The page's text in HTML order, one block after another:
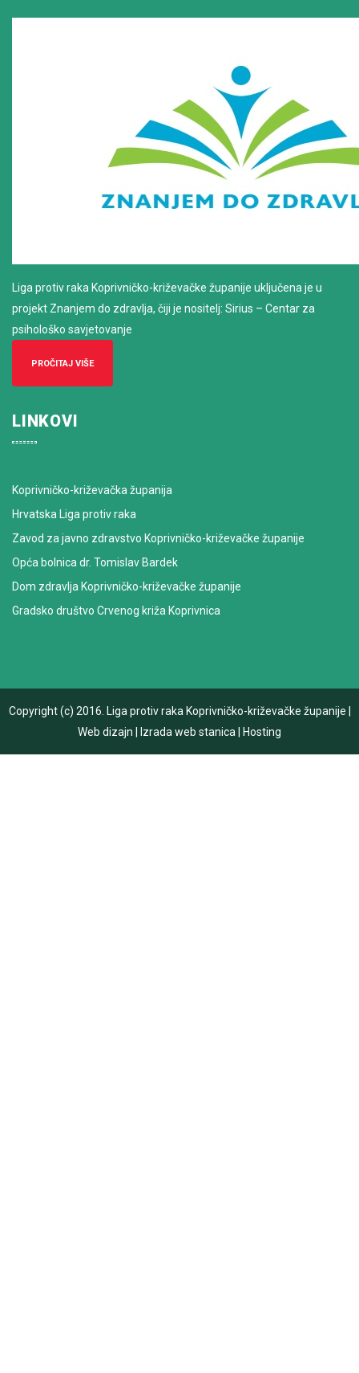
Liga protiv raka Koprivničko-križevačke županije uključena je u
projekt Znanjem do zdravlja, čiji je nositelj: Sirius – Centar za
psihološko savjetovanje
PROČITAJ VIŠE
LINKOVI
Koprivničko-križevačka županija
Hrvatska Liga protiv raka
Zavod za javno zdravstvo Koprivničko-križevačke županije
Opća bolnica dr. Tomislav Bardek
Dom zdravlja Koprivničko-križevačke županije
Gradsko društvo Crvenog križa Koprivnica
Copyright (c) 2016. Liga protiv raka Koprivničko-križevačke županije
Web dizajn
Izrada web stanica Hosting